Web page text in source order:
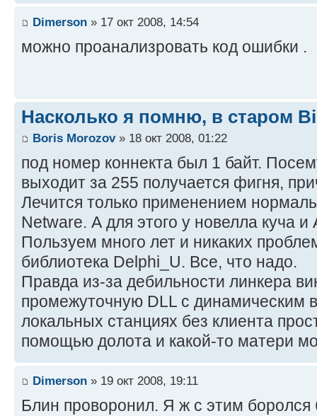
Dimerson » 17 окт 2008, 14:54
можно проанализровать код ошибки .
Насколько я помню, в старом
Boris Morozov» 18 окт 2008, 01:22
под номер коннекта был 1 байт.
выходит за 255 получается фигня,
Лечится только применением
Netware. А для этого у новелла куча
Пользуем много лет и никаких
библиотека Delphi_U. Все, что надо.
Правда из-за дебильности линкера
промежуточную DLL с динамическим
локальных станциях без клиента
помощью долота и какой-то матери
Dimerson » 19 окт 2008, 19:11
Блин проворонил. Я ж с этим